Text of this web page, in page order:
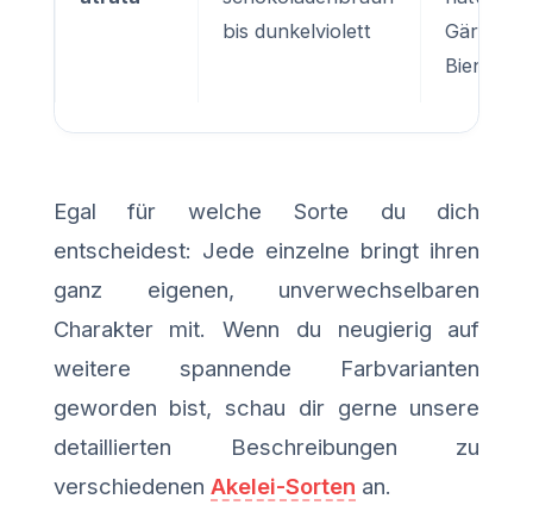
bis dunkelviolett
Gärten
Bienen
Egal für welche Sorte du dich
entscheidest: Jede einzelne bringt ihren
ganz eigenen, unverwechselbaren
Charakter mit. Wenn du neugierig auf
weitere spannende Farbvarianten
geworden bist, schau dir gerne unsere
detaillierten Beschreibungen zu
verschiedenen Akelei-Sorten an.